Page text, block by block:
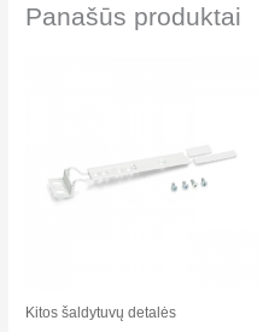
Panašūs produktai
Kitos šaldytuvų detalės